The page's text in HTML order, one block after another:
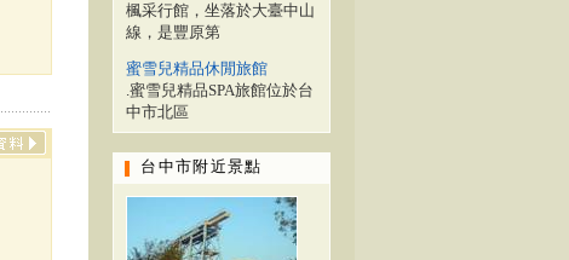
楓采行館，坐落於大臺中山
線，是豐原第
蜜雪兒精品休閒旅館
.蜜雪兒精品SPA旅館位於台
中市北區
台中市附近景點